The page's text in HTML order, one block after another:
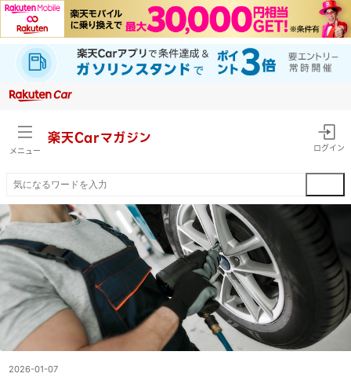
メニュー
楽天Carマガジン
ログイン
2026-01-07